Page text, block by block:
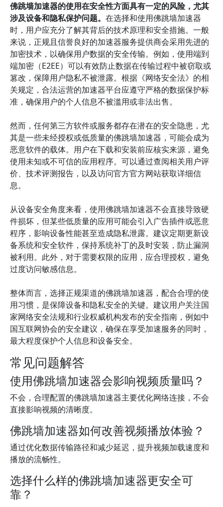
佛跳墙加速器的使用在安全性方面具有一定的风险，尤其
涉及设备和隐私保护问题。 在选择和使用佛跳墙加速器
时，用户应充分了解其背后的技术原理和安全措施。一般
来说，正规且信誉良好的加速器服务提供商会采用先进的
加密技术，以确保用户数据的安全传输。例如，使用端到
端加密（E2EE）可以有效防止数据在传输过程中被窃取或
篡改，保障用户隐私不被泄露。根据《网络安全法》的相
关规定，合法运营的加速器平台应遵守严格的数据保护标
准，确保用户的个人信息不被滥用或非法出售。
然而，任何第三方软件或服务都存在潜在的安全隐患，尤
其是一些未经授权或低质量的佛跳墙加速器，可能会成为
恶意软件的载体。用户在下载和安装前应核实来源，避免
使用未知或不可信的应用程序。可以通过查阅相关用户评
价、技术评测报告，以及访问官方官方网站获取详细信
息。
从设备安全角度来看，使用佛跳墙加速器不会直接导致硬
件损坏，但某些低质量的应用可能会引入广告插件或恶意
程序，影响设备性能甚至造成隐私泄露。建议定期更新设
备系统和安全软件，保持系统补丁的及时安装，防止漏洞
被利用。此外，对于需要权限的应用，应合理授权，避免
过度访问敏感信息。
整体而言，选择正规渠道的佛跳墙加速器，配合合理的使
用习惯，是保障设备和隐私安全的关键。建议用户关注国
家网络安全法规和行业权威机构发布的安全指南，例如中
国互联网协会的安全建议，确保在享受加速服务的同时，
最大程度保护个人信息和设备安全。
常见问题解答
使用佛跳墙加速器会影响视频质量吗？
不会，合理配置的佛跳墙加速器主要优化网络连接，不会
直接影响视频的清晰度。
佛跳墙加速器如何改善视频播放体验？
通过优化数据传输路径和减少延迟，提升视频加载速度和
播放的流畅性。
选择什么样的佛跳墙加速器更安全可
靠？